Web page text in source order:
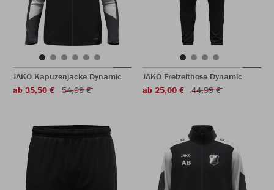
JAKO Kapuzenjacke Dynamic
ab 35,50 €
54,99 €
JAKO Freizeithose Dynamic
ab 25,00 €
44,99 €